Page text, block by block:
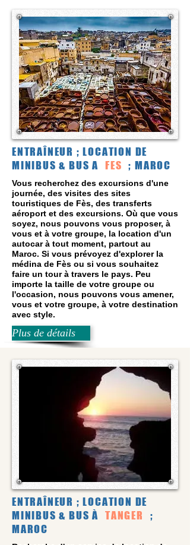
ENTRAÎNEUR ; LOCATION DE
MINIBUS & BUS A FES ; MAROC
Vous recherchez des excursions d'une
journée, des visites des sites
touristiques de Fès, des transferts
aéroport et des excursions. Où que vous
soyez, nous pouvons vous proposer, à
vous et à votre groupe, la location d'un
autocar à tout moment, partout au
Maroc. Si vous prévoyez d'explorer la
médina de Fès ou si vous souhaitez
faire un tour à travers le pays. Peu
importe la taille de votre groupe ou
l'occasion, nous pouvons vous amener,
vous et votre groupe, à votre destination
avec style.
Plus de détails
ENTRAÎNEUR ; LOCATION DE
MINIBUS & BUS À TANGER
;
MAROC